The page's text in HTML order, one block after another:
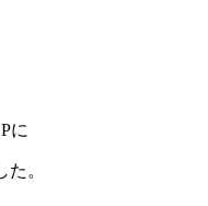
に
。